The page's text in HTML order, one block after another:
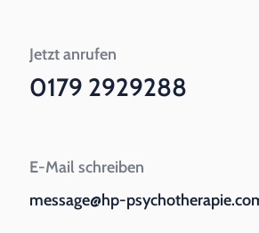
Jetzt anrufen
0179 2929288
E-Mail schreiben
message@hp-